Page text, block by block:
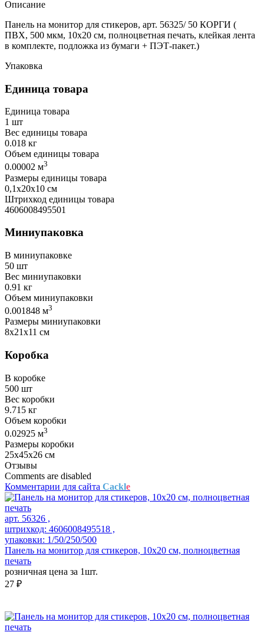
Описание
Панель на монитор для стикеров, арт. 56325/ 50 КОРГИ (
ПВХ, 500 мкм, 10х20 см, полноцветная печать, клейкая лента
в комплекте, подложка из бумаги + ПЭТ-пакет.)
Упаковка
Единица товара
Единица товара
1 шт
Вес единицы товара
0.018 кг
Объем единицы товара
0.00002 м3
Размеры единицы товара
0,1х20х10 см
Штрихкод единицы товара
4606008495501
Миниупаковка
В миниупаковке
50 шт
Вес миниупаковки
0.91 кг
Объем миниупаковки
0.001848 м3
Размеры миниупаковки
8х21х11 см
Коробка
В коробке
500 шт
Вес коробки
9.715 кг
Объем коробки
0.02925 м3
Размеры коробки
25х45х26 см
Отзывы
Comments are disabled
Комментарии для сайта Cackle
арт. 56326 ,
штрихкод: 4606008495518 ,
упаковки: 1/50/250/500
Панель на монитор для стикеров, 10х20 см, полноцветная
печать
розничная цена за 1шт.
27 ₽